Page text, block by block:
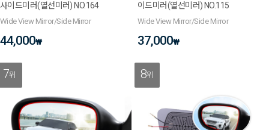
사이드미러(열선미러) NO.164
Wide View Mirror/Side Mirror
44,000₩
이드미러(열선미러) NO.115
Wide View Mirror/Side Mirror
37,000₩
7위 8위